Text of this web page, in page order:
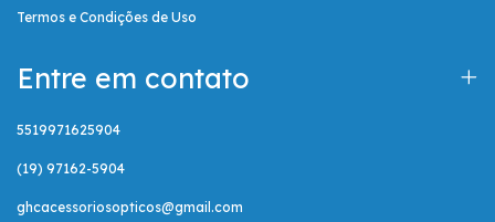
Termos e Condições de Uso
Entre em contato
5519971625904
(19) 97162-5904
ghcacessoriosopticos@gmail.com